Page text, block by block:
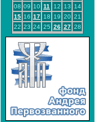
08 09 10 11 12 13
14
15 16 17 18 19 20 21
22 23 24 25 26 27 28